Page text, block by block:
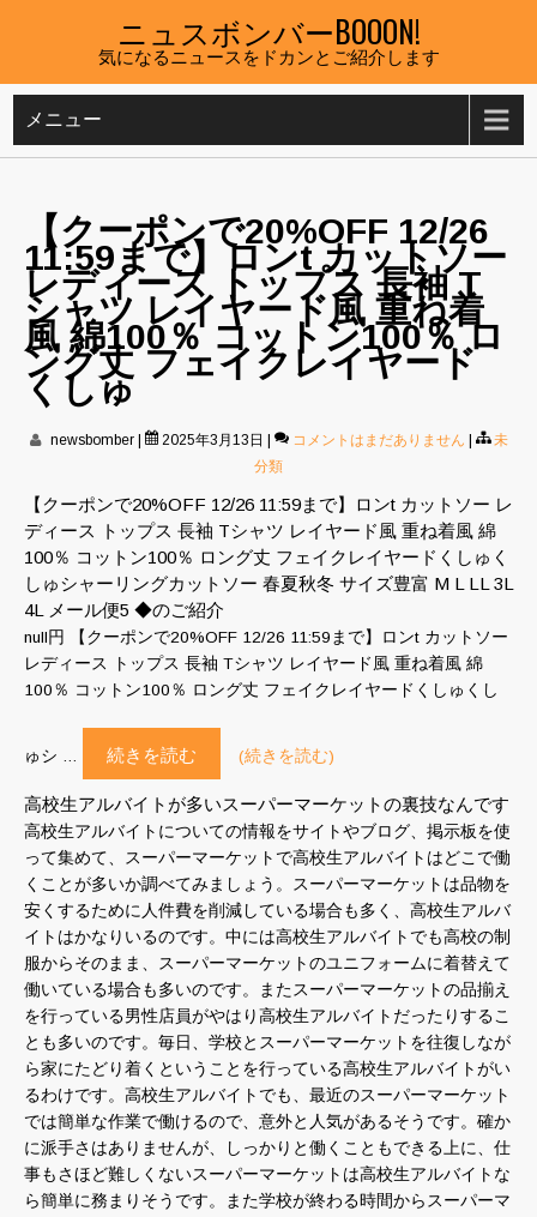
ニュスボンバーBOOON!
気になるニュースをドカンとご紹介します
メニュー
【クーポンで20%OFF 12/26
11:59まで】ロンt カットソー
レディース トップス 長袖 T
シャツ レイヤード風 重ね着
風 綿100％ コットン100％ ロ
ング丈 フェイクレイヤード
くしゅ
newsbomber| 2025年3月13日 コメントはまだありません
未
分類
【クーポンで20%OFF 12/26 11:59まで】ロンt カットソー レ
ディース トップス 長袖 Tシャツ レイヤード風 重ね着風 綿
100％ コットン100％ ロング丈 フェイクレイヤードくしゅく
しゅシャーリングカットソー 春夏秋冬 サイズ豊富 M L LL 3L
4L メール便5 ◆のご紹介
null円 【クーポンで20%OFF 12/26 11:59まで】ロンt カットソー
レディース トップス 長袖 Tシャツ レイヤード風 重ね着風 綿
100％ コットン100％ ロング丈 フェイクレイヤードくしゅくし
ゅシ … 続きを読む (続きを読む)
高校生アルバイトが多いスーパーマーケットの裏技なんです
高校生アルバイトについての情報をサイトやブログ、掲示板を使
って集めて、スーパーマーケットで高校生アルバイトはどこで働
くことが多いか調べてみましょう。スーパーマーケットは品物を
安くするために人件費を削減している場合も多く、高校生アルバ
イトはかなりいるのです。中には高校生アルバイトでも高校の制
服からそのまま、スーパーマーケットのユニフォームに着替えて
働いている場合も多いのです。またスーパーマーケットの品揃え
を行っている男性店員がやはり高校生アルバイトだったりするこ
とも多いのです。毎日、学校とスーパーマーケットを往復しなが
ら家にたどり着くということを行っている高校生アルバイトがい
るわけです。高校生アルバイトでも、最近のスーパーマーケット
では簡単な作業で働けるので、意外と人気があるそうです。確か
に派手さはありませんが、しっかりと働くこともできる上に、仕
事もさほど難しくないスーパーマーケットは高校生アルバイトな
ら簡単に務まりそうです。また学校が終わる時間からスーパーマ